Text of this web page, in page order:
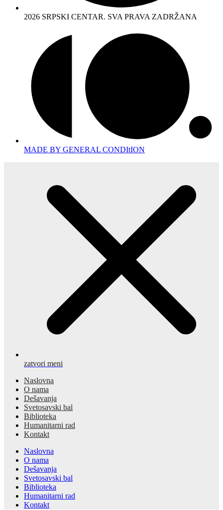
2026 SRPSKI CENTAR. SVA PRAVA ZADRŽANA
MADE BY GENERAL CONDItION
zatvori meni
Naslovna
O nama
Dešavanja
Svetosavski bal
Biblioteka
Humanitarni rad
Kontakt
Naslovna
O nama
Dešavanja
Svetosavski bal
Biblioteka
Humanitarni rad
Kontakt